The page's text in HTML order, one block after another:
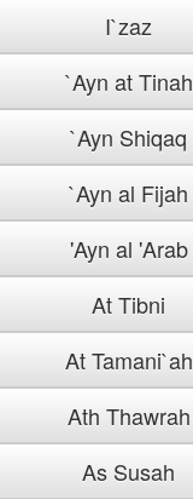
I`zaz
`Ayn at Tinah
`Ayn Shiqaq
`Ayn al Fijah
'Ayn al 'Arab
At Tibni
At Tamani`ah
Ath Thawrah
As Susah